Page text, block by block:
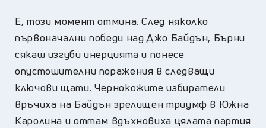
Е, този момент отмина. След няколко
първоначални победи над Джо Байдън, Бърни
сякаш изгуби инерцията и понесе
опустошителни поражения в следващи
ключови щати. Чернокожите избиратели
връчиха на Байдън зрелищен триумф в Южна
Каролина и оттам вдъхновиха цялата партия